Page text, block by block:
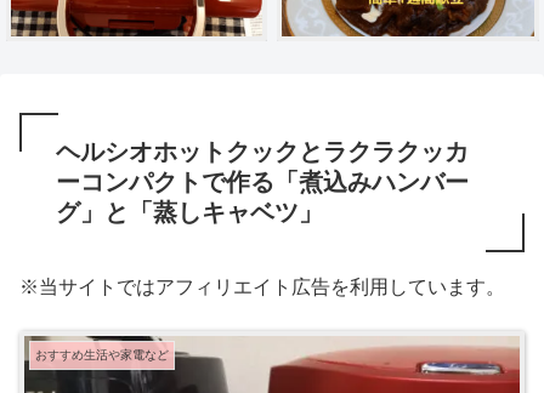
ヘルシオホットクックとラクラクッカ
ーコンパクトで作る「煮込みハンバー
グ」と「蒸しキャベツ」
※当サイトではアフィリエイト広告を利用しています。
おすすめ生活や家電など